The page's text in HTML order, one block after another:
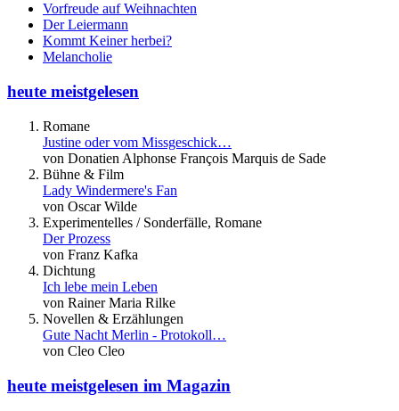
Vorfreude auf Weihnachten
Der Leiermann
Kommt Keiner herbei?
Melancholie
heute meistgelesen
Romane
Justine oder vom Missgeschick…
von Donatien Alphonse François Marquis de Sade
Bühne & Film
Lady Windermere's Fan
von Oscar Wilde
Experimentelles / Sonderfälle, Romane
Der Prozess
von Franz Kafka
Dichtung
Ich lebe mein Leben
von Rainer Maria Rilke
Novellen & Erzählungen
Gute Nacht Merlin - Protokoll…
von Cleo Cleo
heute meistgelesen im Magazin